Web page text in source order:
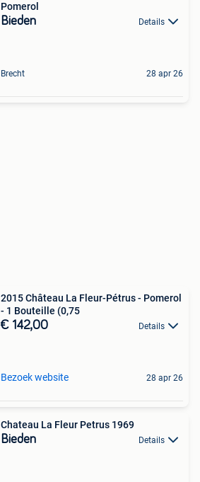
Pomerol
Bieden Details
Brecht 28 apr 26
2015 Château La Fleur-Pétrus - Pomerol
- 1 Bouteille (0,75
€ 142,00 Details
Bezoek website 28 apr 26
Chateau La Fleur Petrus 1969
Bieden Details